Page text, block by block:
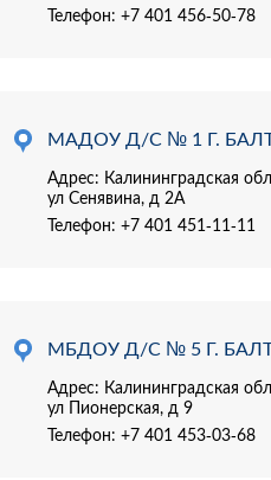
Телефон: +7 401 456-50-78
МАДОУ Д/С № 1 Г.
Адрес: Калининградская
ул Сенявина, д 2А
Телефон: +7 401 451-11-11
МБДОУ Д/С № 5 Г.
Адрес: Калининградская
ул Пионерская, д 9
Телефон: +7 401 453-03-68